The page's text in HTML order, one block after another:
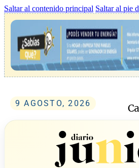
Saltar al contenido principal Saltar al pie
9 AGOSTO, 2026